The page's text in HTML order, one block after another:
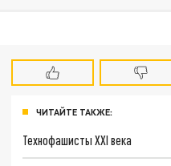
ЧИТАЙТЕ ТАКЖЕ:
Технофашисты XXI века